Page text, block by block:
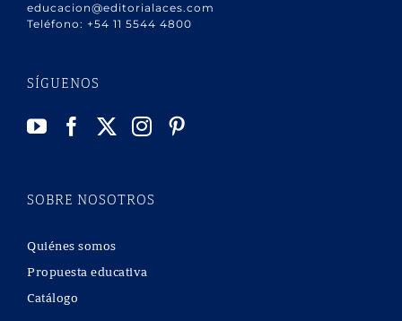
educacion@editorialaces.com
Teléfono: +54 11 5544 4800
SÍGUENOS
SOBRE NOSOTROS
Quiénes somos
Propuesta educativa
Catálogo